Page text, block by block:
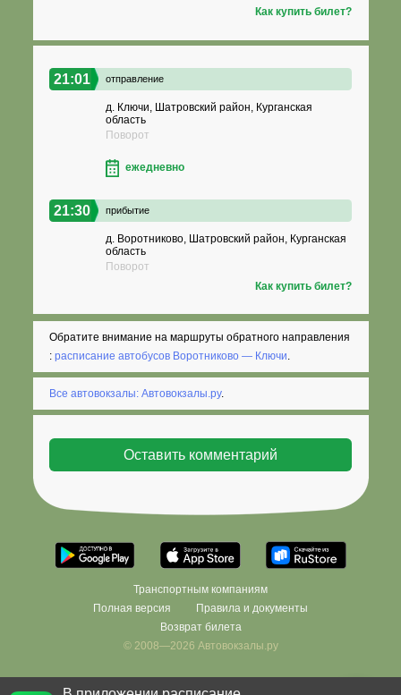
Как купить билет?
21:01 отправление
д. Ключи, Шатровский район, Курганская
область
Поворот
ежедневно
21:30 прибытие
д. Воротниково, Шатровский район, Курганская
область
Поворот
Как купить билет?
Обратите внимание на маршруты обратного направления
:расписание автобусов Воротниково — Ключи
Все автовокзалы: Автовокзалы.ру.
Транспортным компаниям
Полная версия
Правила и документы
Возврат билета
© 2008—2026 Автовокзалы.ру